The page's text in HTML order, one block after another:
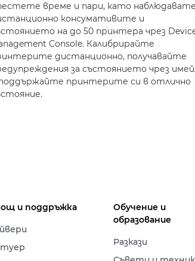
време и пари, като наблюдавате
консумативите и
на до 50 принтера чрез
Console. Калибрирайте
дистанционно, получавайте
за състоянието чрез
принтерите си в отлично
и поддръжка
Обучение и
образование
Разкази